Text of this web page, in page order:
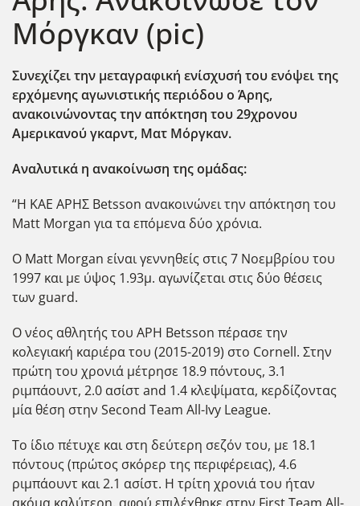
Μόργκαν (pic)
Συνεχίζει την μεταγραφική ενίσχυσή του ενόψει της
ερχόμενης αγωνιστικής περιόδου ο Άρης,
ανακοινώνοντας την απόκτηση του 29χρονου
Αμερικανού γκαρντ, Ματ Μόργκαν.
Αναλυτικά η ανακοίνωση της ομάδας:
“Η ΚΑΕ ΑΡΗΣ Betsson ανακοινώνει την απόκτηση του
Matt Morgan για τα επόμενα δύο χρόνια.
Ο Matt Morgan είναι γεννηθείς στις 7 Νοεμβρίου του
1997 και με ύψος 1.93μ. αγωνίζεται στις δύο θέσεις
των guard.
Ο νέος αθλητής του ΑΡΗ Betsson πέρασε την
κολεγιακή καριέρα του (2015-2019) στο Cornell. Στην
πρώτη του χρονιά μέτρησε 18.9 πόντους, 3.1
ριμπάουντ, 2.0 ασίστ and 1.4 κλεψίματα, κερδίζοντας
μία θέση στην Second Team All-Ivy League.
Το ίδιο πέτυχε και στη δεύτερη σεζόν του, με 18.1
πόντους (πρώτος σκόρερ της περιφέρειας), 4.6
ριμπάουντ και 2.1 ασίστ. Η τρίτη χρονιά του ήταν